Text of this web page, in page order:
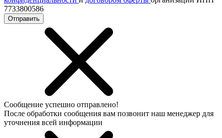
7733800586
Отправить
Сообщение успешно отправлено!
После обработки сообщения вам позвонит наш менеджер для
уточнения всей информации